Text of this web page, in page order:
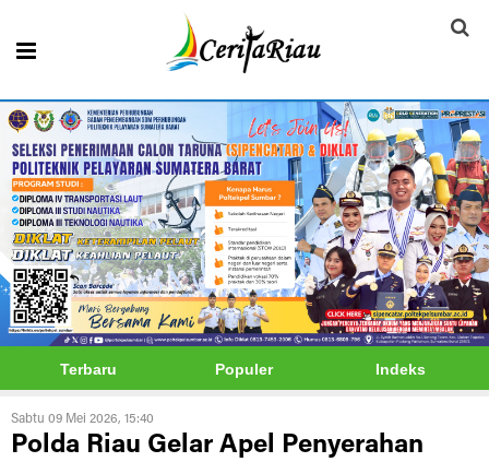
Terbaru Populer Indeks
Sabtu 09 Mei 2026, 15:40
Polda Riau Gelar Apel Penyerahan